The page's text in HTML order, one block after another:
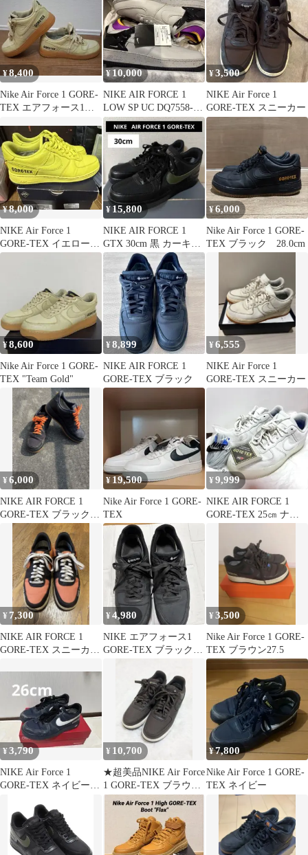
¥8,400
Nike Air Force 1 GORE-
TEX エアフォース1
¥ 10,000
NIKE AIR FORCE 1
LOW SP UC DQ7558-
001
¥3,500
NIKE Air Force 1
GORE-TEX スニーカー
¥8,000
NIKE Air Force 1
GORE-TEX イエロー
28.5cm
¥15,800
NIKE AIR FORCE 1
GTX 30cm 黒 カーキ
GORE-TEX
¥6,000
Nike Air Force 1 GORE-
TEX ブラック 28.0cm
¥8,600
Nike Air Force 1 GORE-
TEX "Team Gold"
¥8,899
NIKE AIR FORCE 1
GORE-TEX ブラック
¥6,555
NIKE Air Force 1
GORE-TEX スニーカー
¥6,000
NIKE AIR FORCE 1
GORE-TEX ブラック
オレンジ
¥ 19,500
Nike Air Force 1 GORE-
TEX
¥ 9,999
NIKE AIR FORCE 1
GORE-TEX 25㎝ ナイ
¥ 7,300
NIKE AIR FORCE 1
GORE-TEX スニーカ
¥4,980
NIKE エアフォース1
GORE-TEX ブラック
¥3,500
Nike Air Force 1 GORE-
TEX ブラウン27.5
¥3,790
NIKE Air Force 1
GORE-TEX ネイビー
¥ 10,700
★超美品NIKE Air Force
1 GORE-TEX ブラウン
スニーカー
¥7,800
Nike Air Force 1 GORE-
TEX ネイビー